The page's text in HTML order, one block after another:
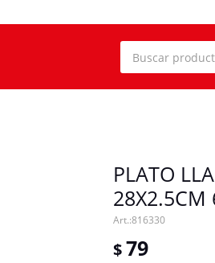
PLATO
28X2.5CM
816330
$79